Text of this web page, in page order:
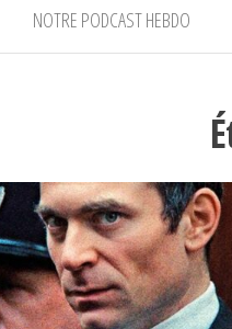
NOTRE PODCAST HEBDO